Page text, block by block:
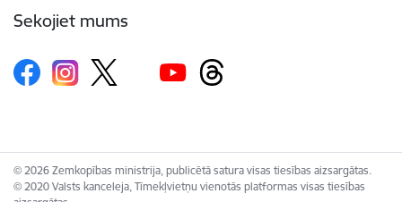
Sekojiet mums
© 2026 Zemkopības ministrija, publicētā satura visas tiesības aizsargātas.
© 2020 Valsts kanceleja, Tīmekļvietņu vienotās platformas visas tiesības